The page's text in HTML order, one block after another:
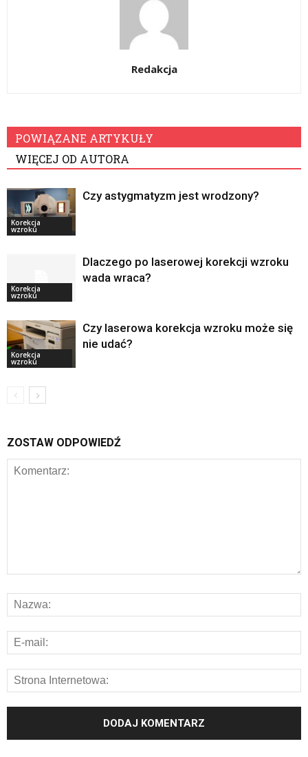
Redakcja
POWIĄZANE ARTYKUŁY
WIĘCEJ OD AUTORA
Korekcja
wzroku
Czy astygmatyzm jest wrodzony?
Korekcja
wzroku
Dlaczego po laserowej korekcji wzroku
wada wraca?
Korekcja
wzroku
Czy laserowa korekcja wzroku może się
nie udać?
ZOSTAW ODPOWIEDŹ